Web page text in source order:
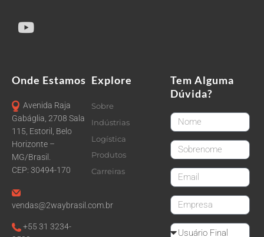
Onde Estamos
Avenida Raja
Gabáglia, 2708 Sala
115, Estoril, Belo
Horizonte –
MG/Brasil.
CEP: 30494-170
vendas@2waybrasil.com.br
+55 31 3234-
Explore
Sobre
Indústrias
Logística
Produtos
Carreiras
Tem Alguma
Dúvida?
FirstName
LastName
email
CompanyName
Reseller